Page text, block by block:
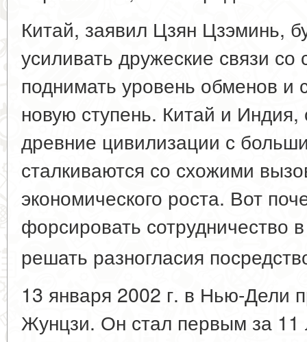
Китай, заявил Цзян Цзэминь,
усиливать дружеские связи
поднимать уровень обменов и
новую ступень. Китай и
древние цивилизации с
сталкиваются со схожими
экономического роста. Вот
форсировать сотрудничество
решать разногласия
13 января 2002 г. в Нью-
Жунцзи. Он стал первым за 11